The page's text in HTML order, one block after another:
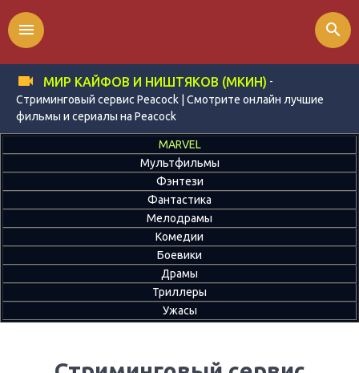
МИР КАЙФОВ И НИШТЯКОВ (МКИН) -
Стриминговый сервис Peacock | Смотрите онлайн лучшие
фильмы и сериалы на Peacock
menu search
MARVEL
Мультфильмы
Фэнтези
Фантастика
Мелодрамы
Комедии
Боевики
Драмы
Триллеры
Ужасы